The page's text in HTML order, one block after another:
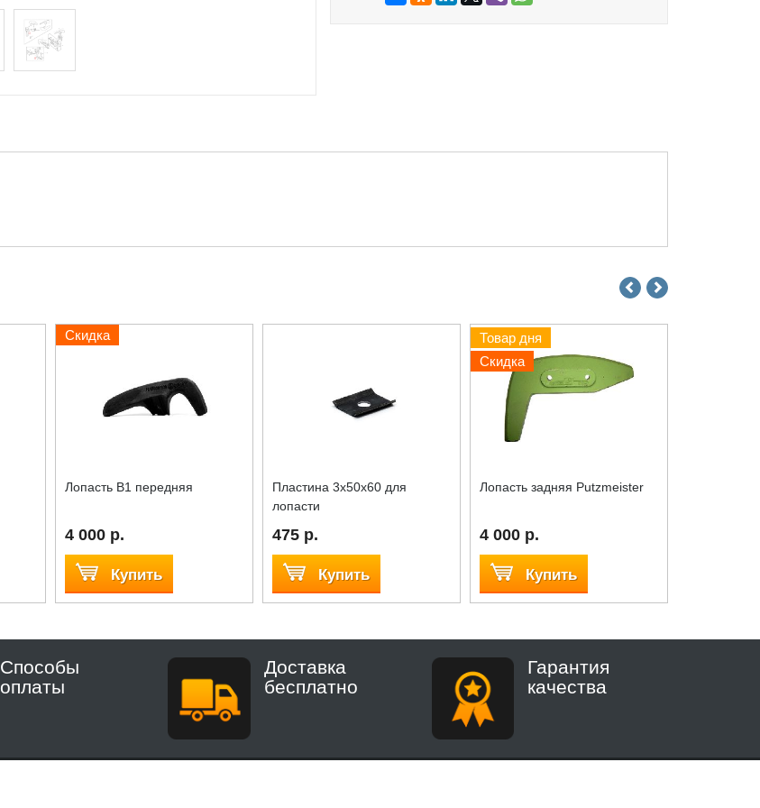
Скидка
Лопасть B1 передняя
4 000 р.
Купить
Пластина 3x50x60 для
лопасти
475 р.
Купить
Товар дня
Скидка
Лопасть задняя Putzmeister
4 000 р.
Купить
Способы
оплаты
Доставка
бесплатно
Гарантия
качества